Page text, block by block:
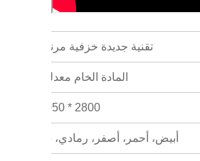
تقنية جديدة خزفية مرنة للداخل
المادة الخام معدلة + ألياف
2800 * 1050 ملم ومخصص
أبيض، أحمر، أصفر، رمادي، ذهبي،